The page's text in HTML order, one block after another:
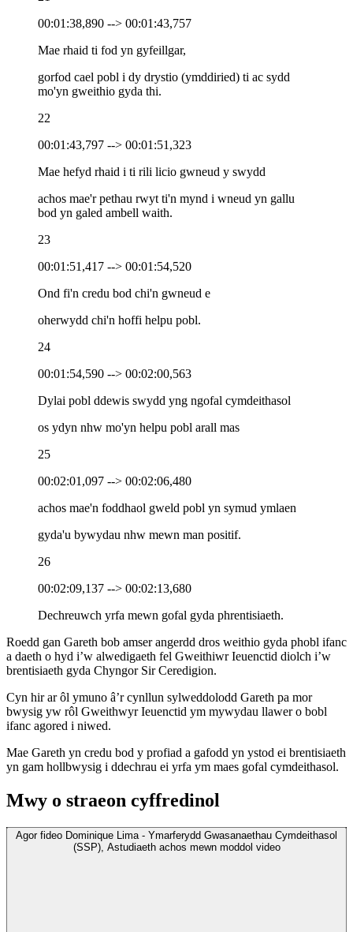
00:01:38,890 --> 00:01:43,757
Mae rhaid ti fod yn gyfeillgar,
gorfod cael pobl i dy drystio (ymddiried) ti ac sydd
mo'yn gweithio gyda thi.
22
00:01:43,797 --> 00:01:51,323
Mae hefyd rhaid i ti rili licio gwneud y swydd
achos mae'r pethau rwyt ti'n mynd i wneud yn gallu
bod yn galed ambell waith.
23
00:01:51,417 --> 00:01:54,520
Ond fi'n credu bod chi'n gwneud e
oherwydd chi'n hoffi helpu pobl.
24
00:01:54,590 --> 00:02:00,563
Dylai pobl ddewis swydd yng ngofal cymdeithasol
os ydyn nhw mo'yn helpu pobl arall mas
25
00:02:01,097 --> 00:02:06,480
achos mae'n foddhaol gweld pobl yn symud ymlaen
gyda'u bywydau nhw mewn man positif.
26
00:02:09,137 --> 00:02:13,680
Dechreuwch yrfa mewn gofal gyda phrentisiaeth.
Roedd gan Gareth bob amser angerdd dros weithio gyda phobl ifanc
a daeth o hyd i’w alwedigaeth fel Gweithiwr Ieuenctid diolch i’w
brentisiaeth gyda Chyngor Sir Ceredigion.
Cyn hir ar ôl ymuno â’r cynllun sylweddolodd Gareth pa mor
bwysig yw rôl Gweithwyr Ieuenctid ym mywydau llawer o bobl
ifanc agored i niwed.
Mae Gareth yn credu bod y profiad a gafodd yn ystod ei brentisiaeth
yn gam hollbwysig i ddechrau ei yrfa ym maes gofal cymdeithasol.
Mwy o straeon cyffredinol
Agor fideo Dominique Lima - Ymarferydd Gwasanaethau Cymdeithasol
(SSP), Astudiaeth achos mewn moddol video